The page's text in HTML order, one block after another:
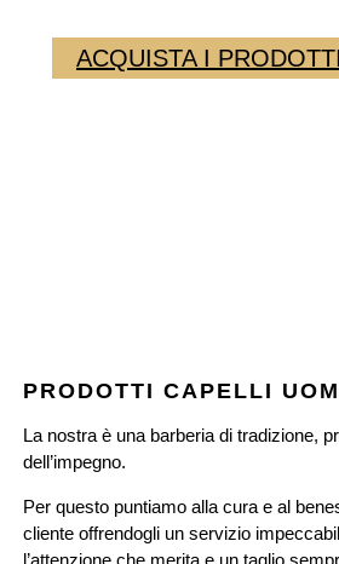
ACQUISTA I PRODOTTI
PRODOTTI CAPELLI
La nostra è una barberia di tradizione,
dell’impegno.
Per questo puntiamo alla cura e al
cliente offrendogli un servizio